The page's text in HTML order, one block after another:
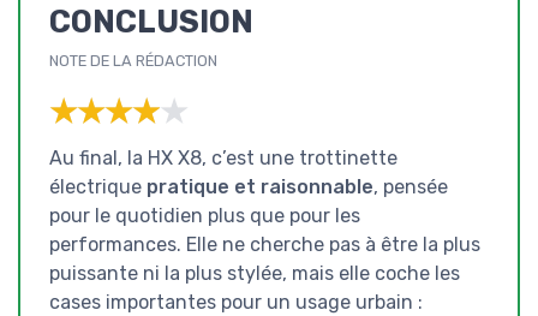
CONCLUSION
NOTE DE LA RÉDACTION
★★★★★
★★★★★
Au final, la HX X8, c’est une trottinette
électrique pratique et raisonnable, pensée
pour le quotidien plus que pour les
performances. Elle ne cherche pas à être la plus
puissante ni la plus stylée, mais elle coche les
cases importantes pour un usage urbain :